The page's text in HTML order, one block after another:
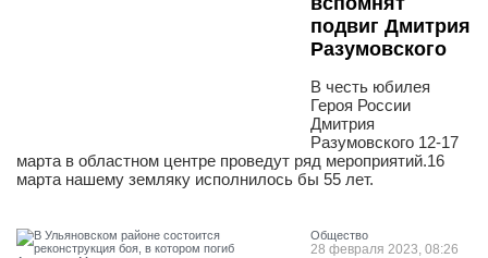
подвиг Дмитрия
Разумовского
В честь юбилея
Героя России
Дмитрия
Разумовского 12-17
марта в областном центре проведут ряд мероприятий.16
марта нашему земляку исполнилось бы 55 лет.
Общество
28 февраля 2023, 08:26